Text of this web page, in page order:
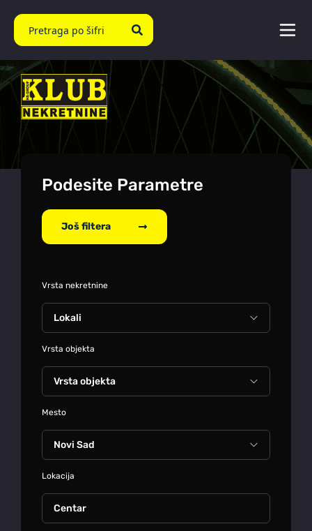
Podesite Parametre
Još filtera
Vrsta nekretnine
Vrsta objekta
Mesto
Lokacija
Centar